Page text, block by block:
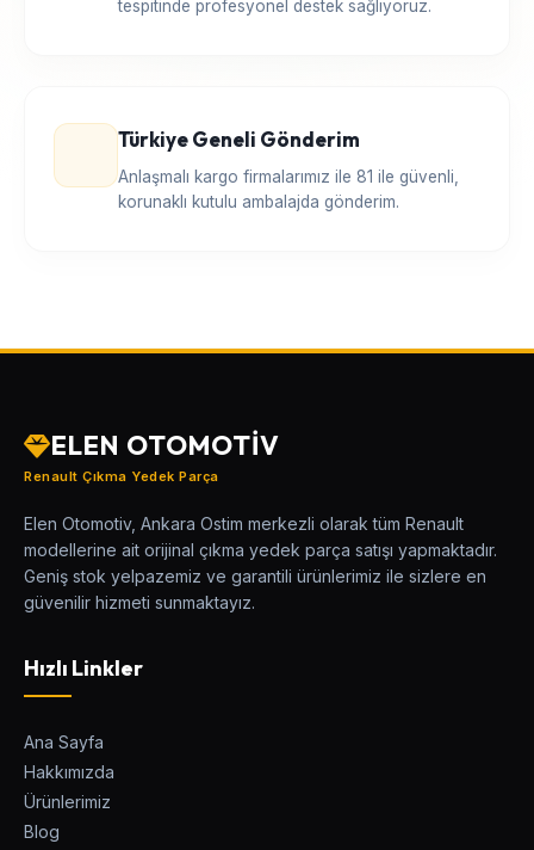
tespitinde profesyonel destek sağlıyoruz.
Türkiye Geneli Gönderim
Anlaşmalı kargo firmalarımız ile 81 ile güvenli,
korunaklı kutulu ambalajda gönderim.
ELEN OTOMOTİV
Renault Çıkma Yedek Parça
Elen Otomotiv, Ankara Ostim merkezli olarak tüm Renault
modellerine ait orijinal çıkma yedek parça satışı yapmaktadır.
Geniş stok yelpazemiz ve garantili ürünlerimiz ile sizlere en
güvenilir hizmeti sunmaktayız.
Hızlı Linkler
Ana Sayfa
Hakkımızda
Ürünlerimiz
Blog